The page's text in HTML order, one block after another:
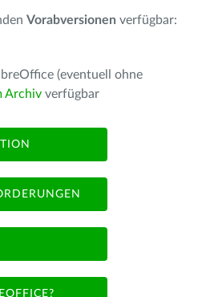
Vorabversionen verfügbar:
(eventuell ohne
Archiv verfügbar